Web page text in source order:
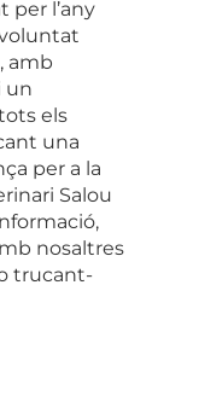
per l’any
amb
un
els
una
per a la
Salou
nosaltres
trucant-